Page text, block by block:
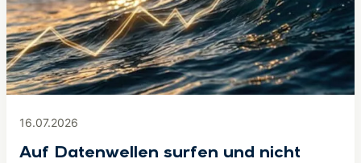
16.07.2026
Auf Datenwellen surfen und nicht